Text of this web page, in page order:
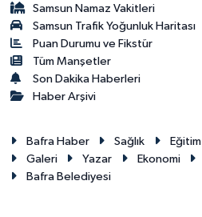
Samsun Namaz Vakitleri
Samsun Trafik Yoğunluk Haritası
Puan Durumu ve Fikstür
Tüm Manşetler
Son Dakika Haberleri
Haber Arşivi
Bafra Haber Sağlık Eğitim
Galeri
Yazar Ekonomi
Bafra Belediyesi